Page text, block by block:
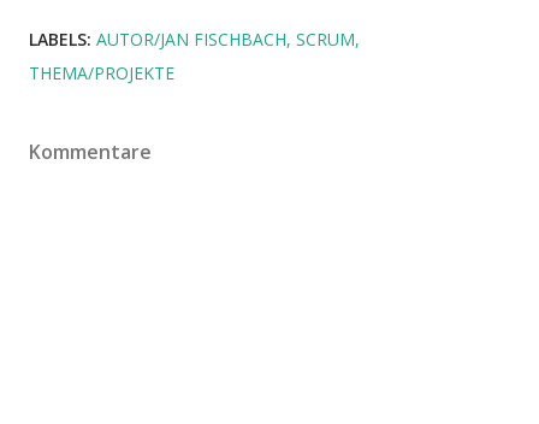
LABELS: AUTOR/JAN FISCHBACH SCRUM
THEMA/PROJEKTE
Kommentare